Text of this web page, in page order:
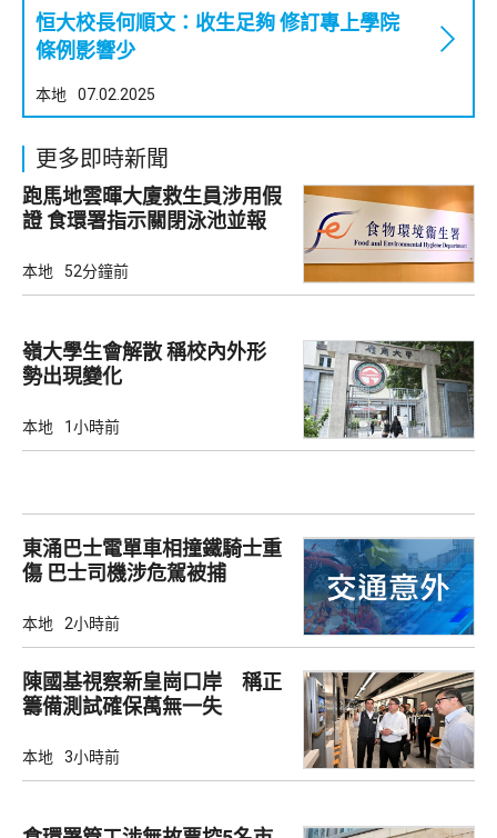
恒大校長何順文：收生足夠 修訂專上學院
條例影響少
本地 07.02.2025
更多即時新聞
跑馬地雲暉大廈救生員涉用假
證 食環署指示關閉泳池並報
本地 52分鐘前
嶺大學生會解散 稱校內外形
勢出現變化
本地 1小時前
東涌巴士電單車相撞鐵騎士重
傷 巴士司機涉危駕被捕
本地 2小時前
陳國基視察新皇崗口岸 稱正
籌備測試確保萬無一失
本地 3小時前